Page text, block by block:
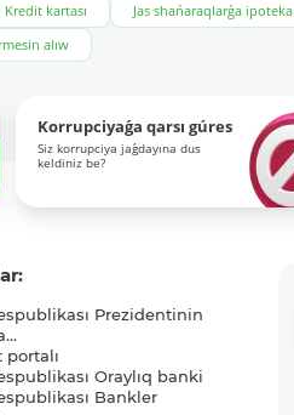
Kredit kartası Jas shańaraqlarǵa ipoteka
alıw
Korrupciyaǵa qarsı gúres
Siz korrupciya jaǵdayına dus
keldiniz be?
Prezidentinin
portalı
Oraylıq banki
Bankler